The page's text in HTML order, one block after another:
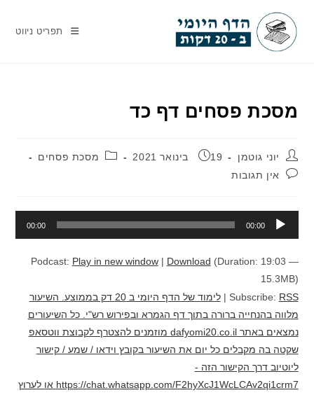
content
תפריט ניווט
מסכת פסחים דף כד
מחבר:יוני גוטמן פורסם:
19 בינואר 2021 קטגוריה:מסכת פסחים
תגובות:אין תגובות
00:00
00:00
Podcast: Play in new window| Download (Duration: 19:03 —
15.3MB)
Subscribe: RSS
|
לימוד של הדף היומי ב 20 דק בממוצע. השיעור
מלווה בהנחייה ברורה בתוך דף הגמרא ובפירוש רש"י. כל השיעורים
נמצאים באתר dafyomi20.co.il מוזמנים להצטרף לקבוצת ווטסאפ
שקטה בה מקבלים כל יום את השיעור בקובץ וידאו / שמע / קישור
ליוטיוב דרך הקישור הזה -
https://chat.whatsapp.com/F2hyXcJ1WcLCAv2qi1crm7 או לערוץ